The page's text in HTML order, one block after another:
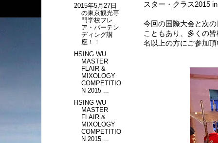
スター・クラス2015
今回の国際大会と次
こともあり、多くの
名以上の方にご参加
2015年5月27日
の東京観光専
門学校フレ
ア・バーテン
ディング講
座！！
HSING WU
MASTER
FLAIR &
MIXOLOGY
COMPETITIO
N 2015 ...
HSING WU
MASTER
FLAIR &
MIXOLOGY
COMPETITIO
N 2015 ...